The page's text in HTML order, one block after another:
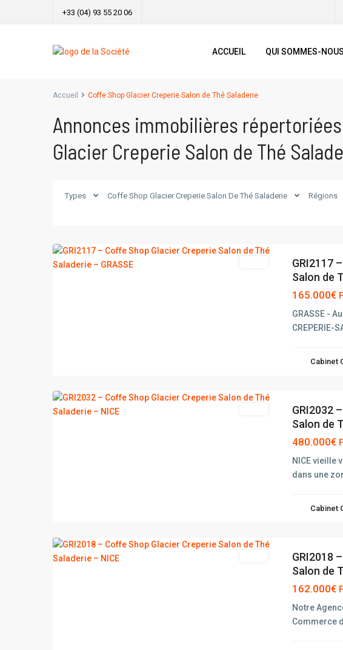
+33 (04) 93 55 20 06
ACCUEIL QUI SOMMES-
Accueil Coffe Shop Glacier Creperie Salon de Thé Saladerie
Annonces immobilières
Glacier Creperie Salon de Thé
Types Coffe Shop Glacier Creperie Salon De Thé Saladerie Régions
GRI2117
Salon de
165.000€
GRASSE -
CREPERIE-
Cabinet
GRI2032
Salon de
480.000€
NICE vieille
dans une
Cabinet
GRI2018
Salon de
162.000€
Notre
Commerce